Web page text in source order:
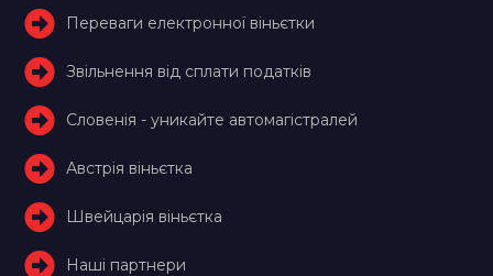
Переваги електронної віньєтки
Звільнення від сплати податків
Словенія - уникайте автомагістралей
Австрія віньєтка
Швейцарія віньєтка
Наші партнери